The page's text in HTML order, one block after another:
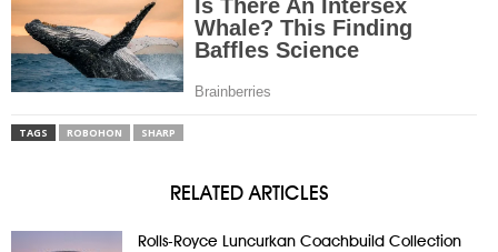
TAGS ROBOHON SHARP
RELATED ARTICLES
Rolls-Royce Luncurkan Coachbuild Collection